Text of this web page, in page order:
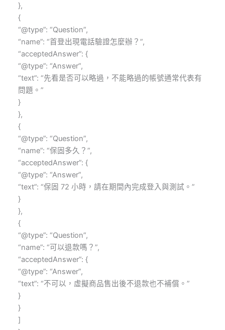
},
{
“@type”: “Question”,
“name”: “首登出現電話驗證怎麼辦？”,
“acceptedAnswer”: {
“@type”: “Answer”,
“text”: “先看是否可以略過，不能略過的帳號通常代表有
問題。”
}
},
{
“@type”: “Question”,
“name”: “保固多久？”,
“acceptedAnswer”: {
“@type”: “Answer”,
“text”: “保固 72 小時，請在期間內完成登入與測試。”
}
},
{
“@type”: “Question”,
“name”: “可以退款嗎？”,
“acceptedAnswer”: {
“@type”: “Answer”,
“text”: “不可以，虛擬商品售出後不退款也不補償。”
}
}
]